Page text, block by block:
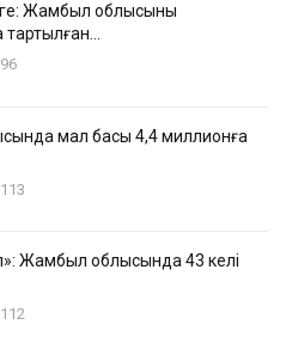
Жамбыл облысының
тартылған…
96
мал басы 4,4 миллионға
113
Жамбыл облысында 43 келі
112